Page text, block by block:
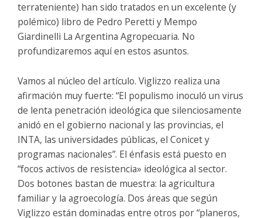
terrateniente) han sido tratados en un excelente (y
polémico) libro de Pedro Peretti y Mempo
Giardinelli La Argentina Agropecuaria. No
profundizaremos aquí en estos asuntos.
Vamos al núcleo del artículo. Viglizzo realiza una
afirmación muy fuerte: “El populismo inoculó un virus
de lenta penetración ideológica que silenciosamente
anidó en el gobierno nacional y las provincias, el
INTA, las universidades públicas, el Conicet y
programas nacionales”. El énfasis está puesto en
“focos activos de resistencia» ideológica al sector.
Dos botones bastan de muestra: la agricultura
familiar y la agroecología. Dos áreas que según
Viglizzo están dominadas entre otros por “planeros,